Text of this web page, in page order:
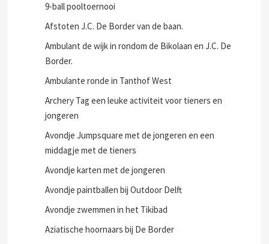
9-ball pooltoernooi
Afstoten J.C. De Border van de baan.
Ambulant de wijk in rondom de Bikolaan en J.C. De
Border.
Ambulante ronde in Tanthof West
Archery Tag een leuke activiteit voor tieners en
jongeren
Avondje Jumpsquare met de jongeren en een
middagje met de tieners
Avondje karten met de jongeren
Avondje paintballen bij Outdoor Delft
Avondje zwemmen in het Tikibad
Aziatische hoornaars bij De Border